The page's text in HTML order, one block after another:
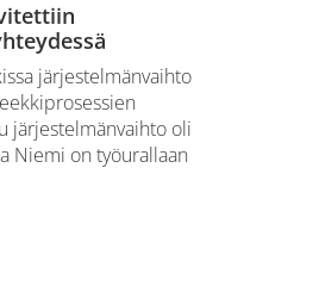
järjestelmänvaihto
järjestelmänvaihto oli
Niemi on työurallaan